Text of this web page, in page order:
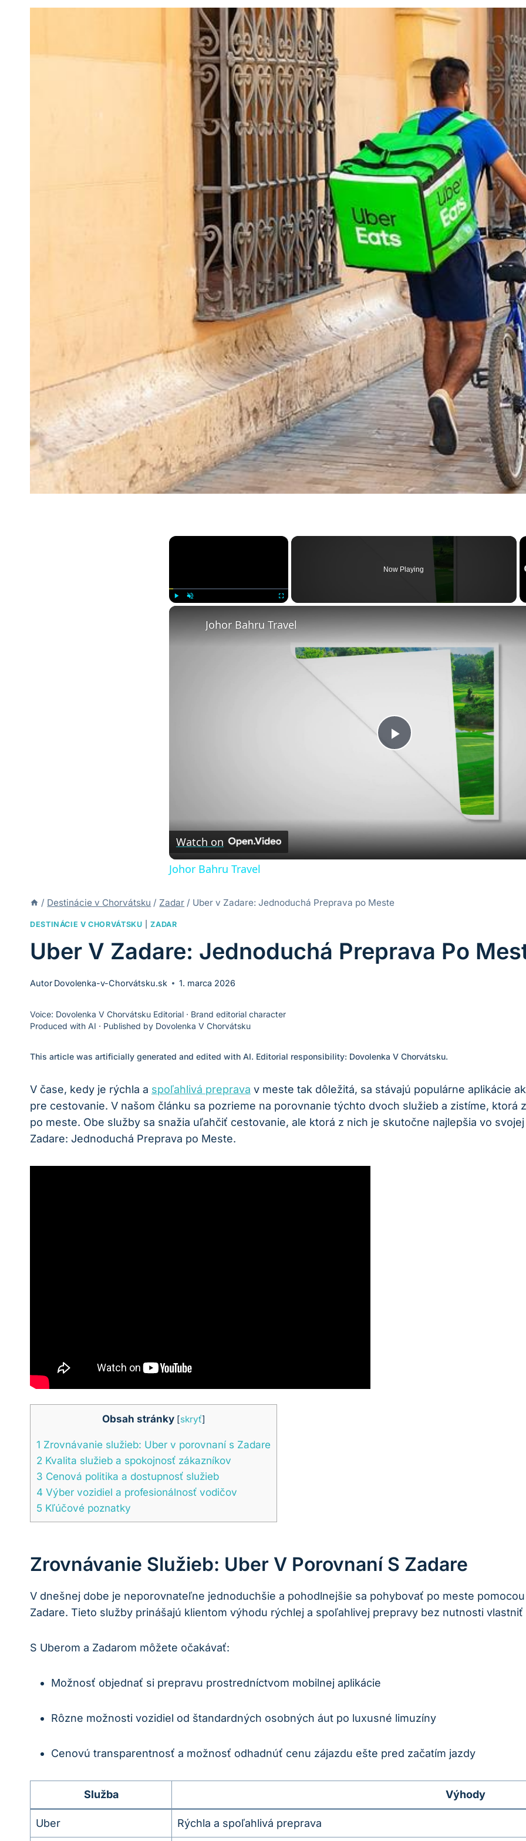
×
Now Playing
Play
Video
Johor Bahru Travel
Watch on
Johor Bahru Travel
/ Destinácie v Chorvátsku / Zadar / Uber v Zadare: Jednoduchá Preprava po Meste
DESTINÁCIE V CHORVÁTSKU |ZADAR
Uber V Zadare: Jednoduchá Preprava Po
Autor Dovolenka-v-Chorvátsku.sk 1. marca 2026
Voice: Dovolenka V Chorvátsku Editorial · Brand editorial character
Produced with AI · Published by Dovolenka V Chorvátsku
This article was artificially generated and edited with AI. Editorial responsibility: Dovolenka V Chorvátsku.
V čase, kedy je rýchla a spoľahlivá preprava v meste tak dôležitá, sa stávajú populárne aplikácie
pre cestovanie. V našom článku sa pozrieme na porovnanie týchto dvoch služieb a zistíme,
po meste. Obe služby sa snažia uľahčiť cestovanie, ale ktorá z nich je skutočne najlepšia vo
Zadare: Jednoduchá Preprava po Meste.
Obsah stránky [skryť]
1 Zrovnávanie služieb: Uber v porovnaní s Zadare
2 Kvalita služieb a spokojnosť zákazníkov
3 Cenová politika a dostupnosť služieb
4 Výber vozidiel a profesionálnosť vodičov
5 Kľúčové poznatky
Zrovnávanie Služieb: Uber V Porovnaní S Zadare
V dnešnej dobe je neporovnateľne jednoduchšie a pohodlnejšie sa pohybovať po meste
Zadare. Tieto služby prinášajú klientom výhodu rýchlej a spoľahlivej prepravy bez nutnosti
S Uberom a Zadarom môžete očakávať:
Možnosť objednať si prepravu prostredníctvom mobilnej aplikácie
Rôzne možnosti vozidiel od štandardných osobných áut po luxusné limuzíny
Cenovú transparentnosť a možnosť odhadnúť cenu zájazdu ešte pred začatím jazdy
Služba Výhody
Uber Rýchla a spoľahlivá preprava